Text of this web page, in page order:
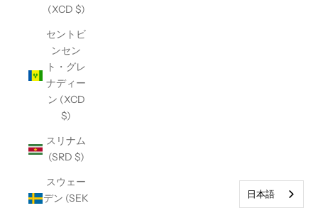
(XCD $)
セントビ
ンセン
ト・グレ
ナディー
ン (XCD
$)
スリナム
(SRD $)
スウェー
デン (SEK
日本語